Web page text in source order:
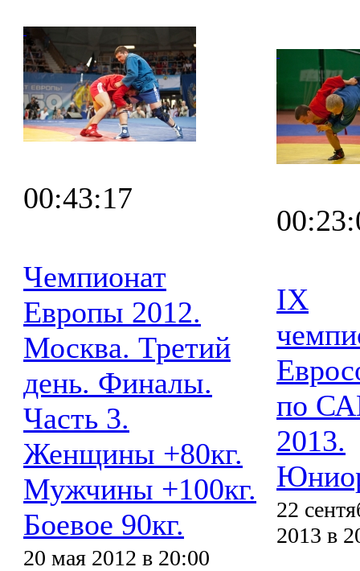
00:43:17
Чемпионат
Европы 2012.
Москва. Третий
день. Финалы.
Часть 3.
Женщины +80кг.
Мужчины +100кг.
Боевое 90кг.
20 мая 2012 в 20:00
IX
по
2013.
22
2013 в